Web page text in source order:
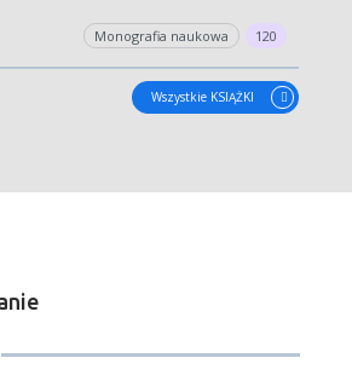
Monografia naukowa 120
Wszystkie KSIĄŻKI